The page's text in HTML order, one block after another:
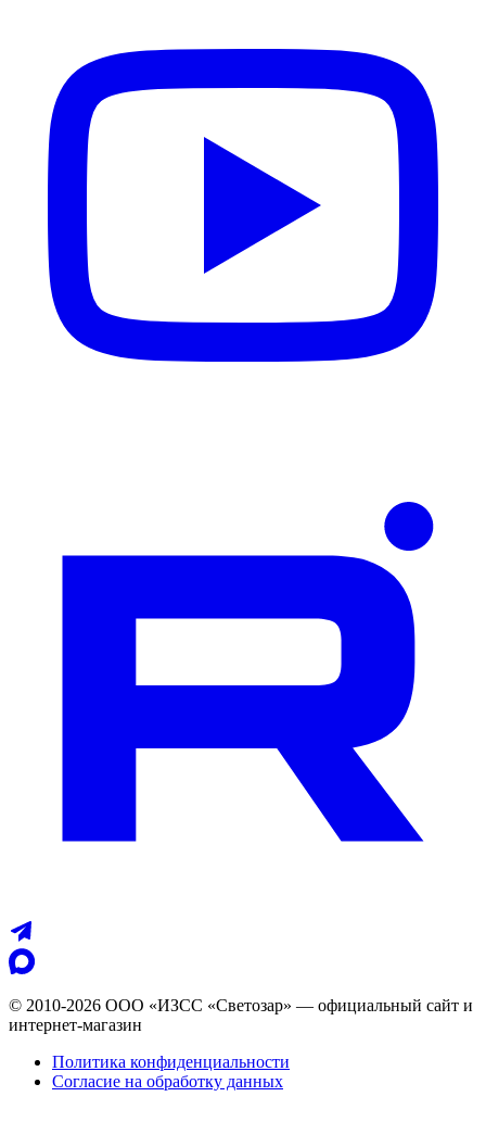
© 2010-2026 ООО «ИЗСС «Светозар» — официальный сайт и
интернет-магазин
Политика конфиденциальности
Согласие на обработку данных